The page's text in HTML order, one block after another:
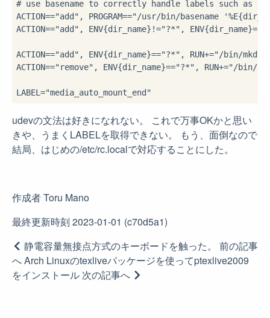
# use basename to correctly handle labels such as
ACTION=="add", PROGRAM=="/usr/bin/basename
ACTION=="add", ENV{dir_name}!="?*",
ACTION=="add", ENV{dir_name}=="?*", RUN+="/bin/
ACTION=="remove", ENV{dir_name}=="?*", RUN+="/
udevの文法は好きになれない。 これで万事OKかと思い
きや、うまくLABELを取得できない。 もう、面倒なので
結局、はじめの/etc/rc.localで対応することにした。
作成者Toru Mano
最終更新時刻 2023-01-01 (c70d5a1)
静電容量無接点方式のキーボードを触った。
前の記事
へArch Linuxのtexliveパッケージを使ってptexlive2009
をインストール 次の記事へ